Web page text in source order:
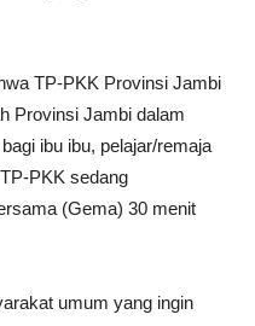
TP-PKK Provinsi Jambi
Provinsi Jambi dalam
ibu ibu, pelajar/remaja
PKK sedang
(Gema) 30 menit
umum yang ingin